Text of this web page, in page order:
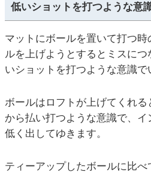
低いショットを打つような意
マットにボールを置いて打つ
ルを上げようとするとミスに
いショットを打つような意識で
ボールはロフトが上げてくれ
から払い打つような意識で、
低く出してゆきます。
ティーアップしたボールに比